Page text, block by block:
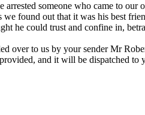
arrested someone who came to our
found out that it was his best
he could trust and confine in,
over to us by your sender Mr
and it will be dispatched to